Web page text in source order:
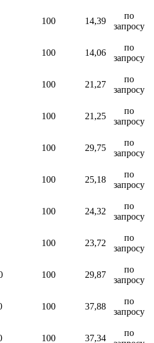
100 14,39
по
запросу
100 14,06
по
запросу
100 21,27
по
запросу
100 21,25
по
запросу
100 29,75
по
запросу
100 25,18
по
запросу
100 24,32
по
запросу
100 23,72
по
запросу
100 29,87
по
запросу
100 37,88
по
запросу
100 37,34
по